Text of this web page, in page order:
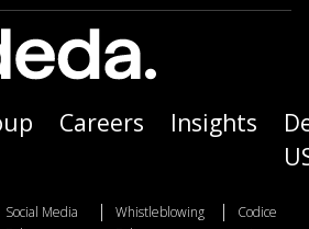
Careers Insights
Social Media | Whistleblowing | Codice